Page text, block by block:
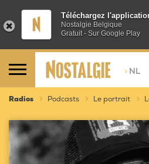
Téléchargez
Nostalgie Belgique
Gratuit - Sur Google Play
> NL
Radios Podcasts Le portrait